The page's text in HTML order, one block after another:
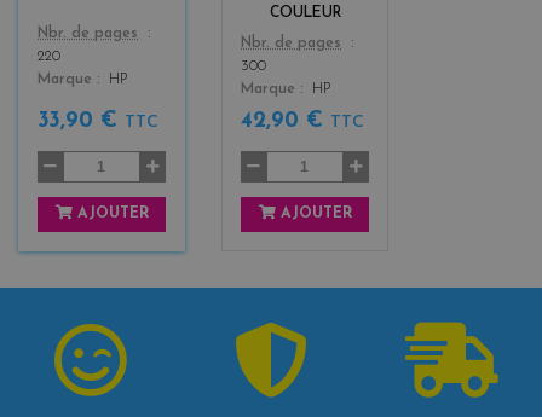
Color
Nbr. de pages
220
Marque
HP
33,90 € TTC
AJOUTER
COULEUR
Color
Nbr. de pages
300
Marque
HP
42,90 € TTC
AJOUTER